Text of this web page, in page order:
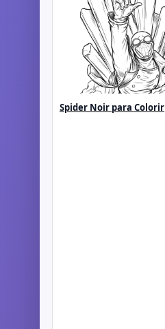
Spider Noir para Colorir